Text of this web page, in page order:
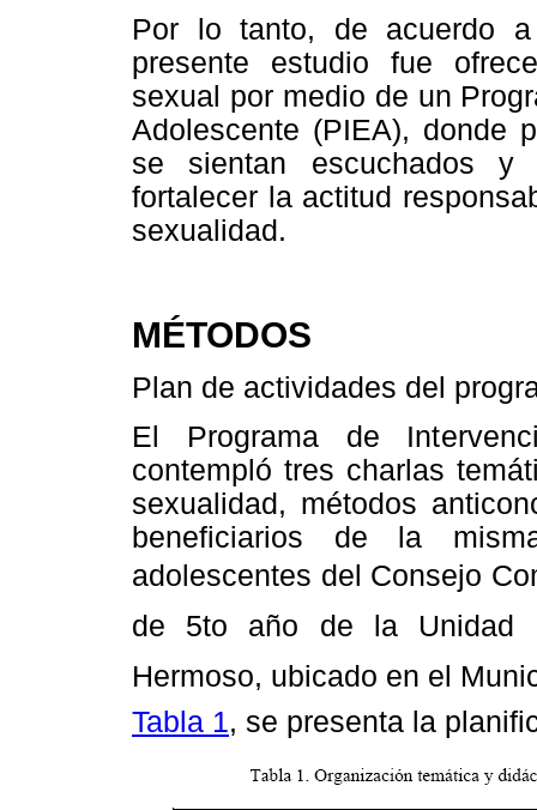
Por lo tanto, de acuerdo
presente estudio fue
sexual por medio de un
Adolescente (PIEA), donde
se sientan escuchados y
fortalecer la actitud
sexualidad.
MÉTODOS
Plan de actividades del
El Programa de
contempló tres charlas
sexualidad, métodos
beneficiarios de la
adolescentes del Consejo
de 5to año de la Unidad
Hermoso, ubicado en el
Tabla 1, se presenta la